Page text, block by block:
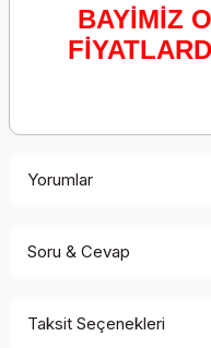
BAYİMİZ
Yorumlar
Soru & Cevap
Taksit Seçenekleri